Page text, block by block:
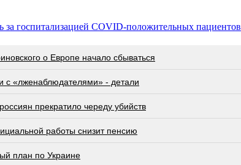
за госпитализацией COVID-положительных пациентов
о Европе начало сбываться
с «лженаблюдателями» - детали
прекратило череду убийств
работы снизит пенсию
план по Украине